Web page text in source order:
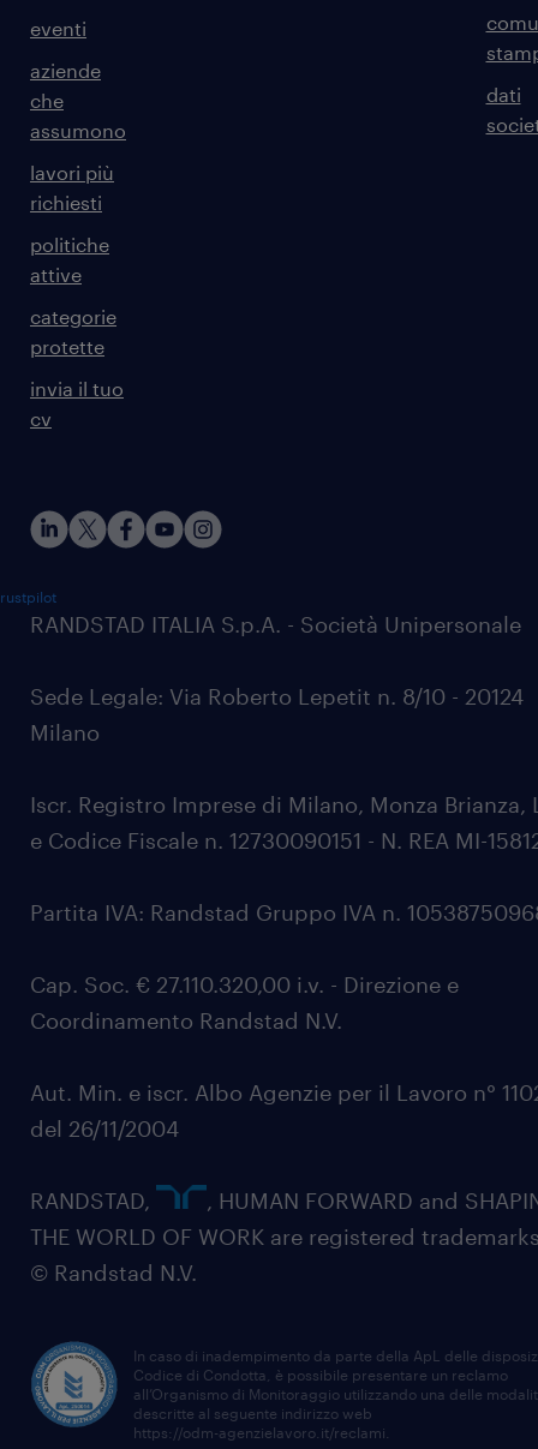
eventi
aziende
che
assumono
lavori più
richiesti
politiche
attive
categorie
protette
invia il tuo
cv
dati
RANDSTAD ITALIA S.p.A. - Società Unipersonale
Sede Legale: Via Roberto Lepetit n. 8/10 - 20124
Milano
Iscr. Registro Imprese di Milano, Monza Brianza,
e Codice Fiscale n. 12730090151 - N. REA MI-
Partita IVA: Randstad Gruppo IVA n.
Cap. Soc. € 27.110.320,00 i.v. - Direzione e
Coordinamento Randstad N.V.
Aut. Min. e iscr. Albo Agenzie per il Lavoro n°
del 26/11/2004
RANDSTAD,
, HUMAN FORWARD and
THE WORLD OF WORK are registered
© Randstad N.V.
In caso di inadempimento da parte della ApL delle
Codice di Condotta, è possibile presentare un reclamo
all’Organismo di Monitoraggio utilizzando una delle
descritte al seguente indirizzo web
https://odm-agenzielavoro.it/reclami